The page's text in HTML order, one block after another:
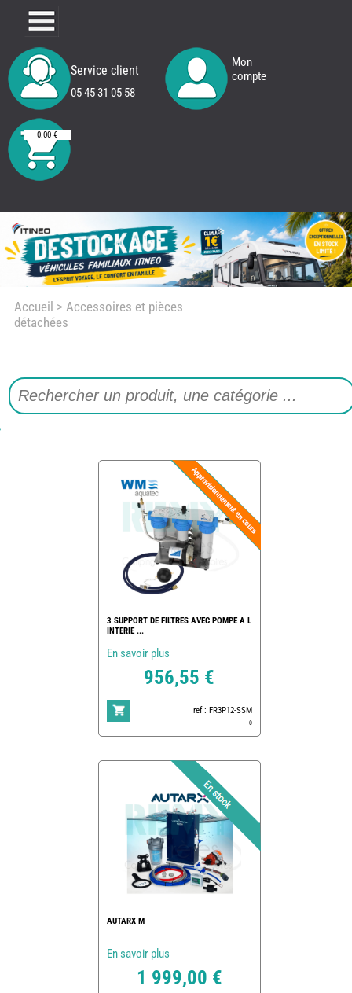
Service client
05 45 31 05 58
Mon
compte
0.00 €
Accueil > Accessoires et pièces
détachées
3 SUPPORT DE FILTRES AVEC POMPE A L
INTERIE ...
En savoir plus
956,55 €
ref : FR3P12-SSM
0
AUTARX M
En savoir plus
1 999,00 €